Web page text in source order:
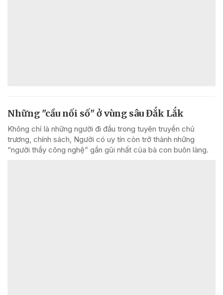
Những "cầu nối số" ở vùng sâu Đắk Lắk
Không chỉ là những người đi đầu trong tuyên truyền chủ
trương, chính sách, Người có uy tín còn trở thành những
“người thầy công nghệ” gần gũi nhất của bà con buôn làng.